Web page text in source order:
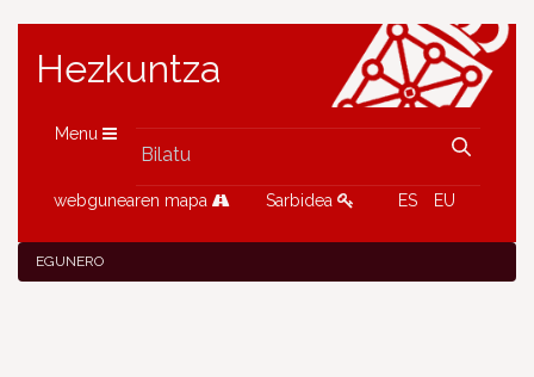
Hezkuntza
Menu
webgunearen mapa Sarbidea ES EU
EGUNERO